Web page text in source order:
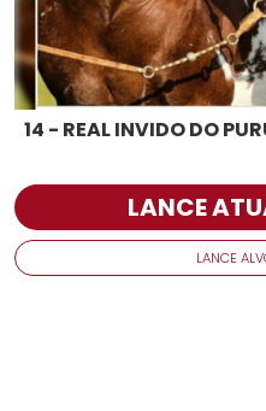
14 - REAL INVIDO DO
LANCE
LANCE